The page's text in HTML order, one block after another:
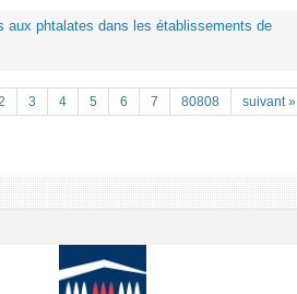
aux phtalates dans les établissements de
3 4 5 6 7 80808 suivant »